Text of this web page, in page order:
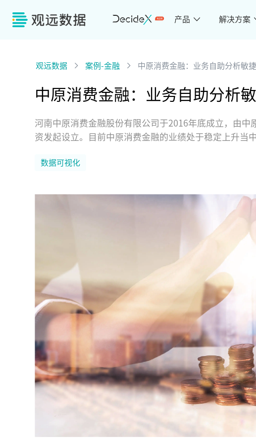
产品 解决方案
观远数据 案例-金融 中原消费金融：业务自助分析敏
中原消费金融：业务自助分析
河南中原消费金融股份有限公司于2016年底成立，由
资发起设立。目前中原消费金融的业绩处于稳定上升当
数据可视化